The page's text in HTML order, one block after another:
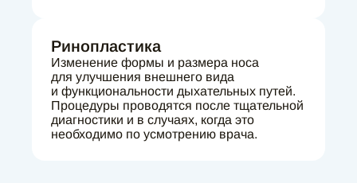
Ринопластика
Изменение формы и размера носа
для улучшения внешнего вида
и функциональности дыхательных путей.
Процедуры проводятся после тщательной
диагностики и в случаях, когда это
необходимо по усмотрению врача.